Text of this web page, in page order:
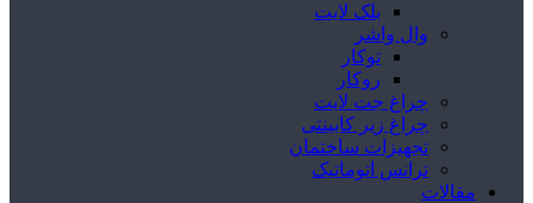
بلک لایت
وال واشر
توکار
روکار
چراغ جت لایت
چراغ زیر کابینتی
تجهیزات ساختمان
ترانس اتوماتیک
مقالات